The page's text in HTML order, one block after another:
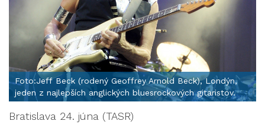
Foto:Jeff Beck (rodený Geoffrey Arnold Beck), Londýn,
jeden z najlepších anglických bluesrockových gitaristov.
Bratislava 24. júna (TASR)